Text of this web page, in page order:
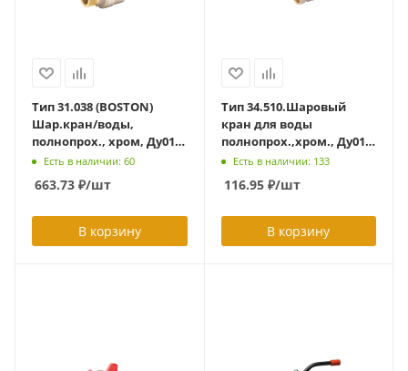
Тип 31.038 (BOSTON)
Шар.кран/воды,
полнопрох., хром, Ду015,
Ру30,Тмах=140гр.,
внеш.р., рукоятка
бабочка
Есть в наличии: 60
663.73 ₽/шт
В корзину
Тип 34.510.Шаровый
кран для воды
полнопрох.,хром., Ду010,
Ру25,
Траб=95,Тмах=110гр.,внутр.р-
ба, рукоятка бабочка
Есть в наличии: 133
116.95₽/шт
В корзину